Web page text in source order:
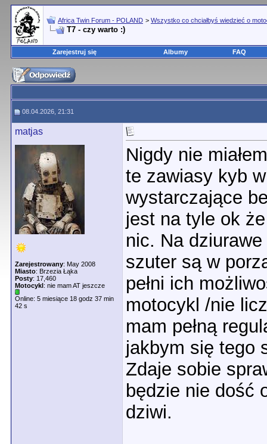
Africa Twin Forum - POLAND > Wszystko co chciałbyś wiedzieć o
T7 - czy warto :)
Zarejestruj się Albumy FAQ
08.04.2026, 21:31
matjas
Zarejestrowany: May 2008
Miasto: Brzezia Łąka
Posty: 17,460
Motocykl: nie mam AT jeszcze
Online: 5 miesiące 18 godz 37 min
42 s
Nigdy nie
te zawiasy kyb
wystarczające
jest na tyle ok
nic. Na
szuter są w
pełni ich
motocykl /nie
mam pełną
jakbym się tego
Zdaje sobie
będzie nie dość
dziwi.